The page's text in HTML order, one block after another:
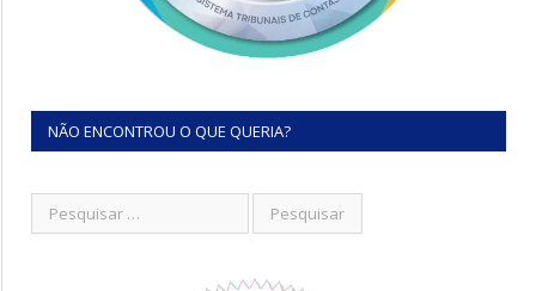
NÃO ENCONTROU O QUE QUERIA?